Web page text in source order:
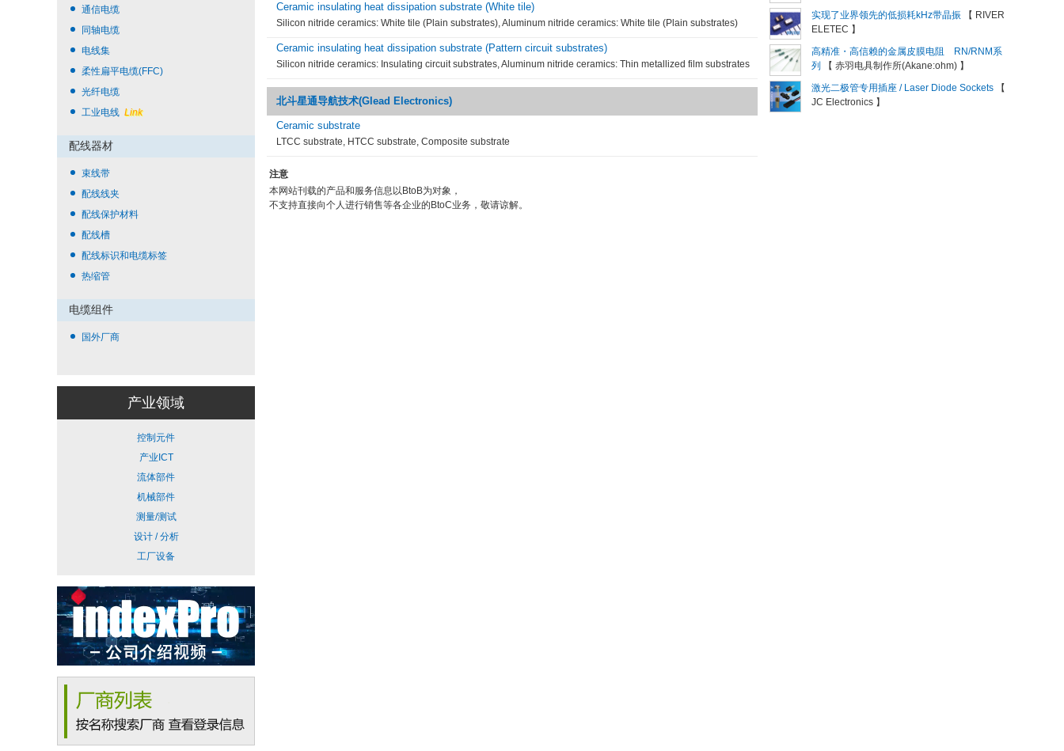
通信电缆
同轴电缆
电线集
柔性扁平电缆(FFC)
光纤电缆
工业电线 Link
配线器材
束线带
配线线夹
配线保护材料
配线槽
配线标识和电缆标签
热缩管
电缆组件
国外厂商
产业领域
控制元件
产业ICT
流体部件
机械部件
测量/测试
设计 / 分析
工厂设备
Ceramic insulating heat dissipation substrate (White tile)
Silicon nitride ceramics: White tile (Plain substrates), Aluminum nitride ceramics: White tile (Plain substrates)
Ceramic insulating heat dissipation substrate (Pattern circuit substrates)
Silicon nitride ceramics: Insulating circuit substrates, Aluminum nitride ceramics: Thin metallized film substrates
北斗星通导航技术(Glead Electronics)
Ceramic substrate
LTCC substrate, HTCC substrate, Composite substrate
注意
本网站刊载的产品和服务信息以BtoB为对象，
不支持直接向个人进行销售等各企业的BtoC业务，敬请谅解。
实现了业界领先的低损耗kHz带晶振
【 RIVER
ELETEC 】
高精准・高信赖的金属皮膜电阻 RN/RNM系
列
【 赤羽电具制作所(Akane:ohm) 】
激光二极管专用插座 / Laser Diode Sockets
【
JC Electronics 】